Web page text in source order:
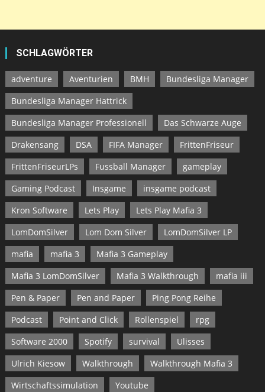
SCHLAGWÖRTER
adventure Aventurien BMH
Bundesliga Manager
Bundesliga Manager Hattrick
Bundesliga Manager Professionell
Das Schwarze Auge
Drakensang
DSA FIFA Manager
FrittenFriseur
FrittenFriseurLPs
Fussball Manager
gameplay
Gaming Podcast
Insgame
insgame podcast
Kron Software
Lets Play
Lets Play Mafia 3
LomDomSilver
Lom Dom Silver
LomDomSilver LP
mafia
mafia 3
Mafia 3 Gameplay
Mafia 3 LomDomSilver
Mafia 3 Walkthrough
mafia iii
Pen & Paper
Pen and Paper
Ping Pong Reihe
Podcast
Point and Click Rollenspiel
rpg
Software 2000
Spotify survival
Ulisses
Ulrich Kiesow
Walkthrough
Walkthrough Mafia 3
Wirtschaftssimulation
Youtube